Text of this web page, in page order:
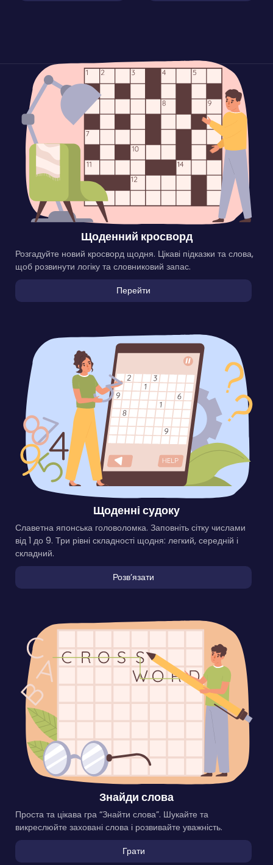
Щоденний кросворд
Розгадуйте новий кросворд щодня. Цікаві підказки та слова,
щоб розвинути логіку та словниковий запас.
Перейти
Щоденні судоку
Славетна японська головоломка. Заповніть сітку числами
від 1 до 9. Три рівні складності щодня: легкий, середній і
складний.
Розвʼязати
Знайди слова
Проста та цікава гра “Знайти слова”. Шукайте та
викреслюйте заховані слова і розвивайте уважність.
Грати